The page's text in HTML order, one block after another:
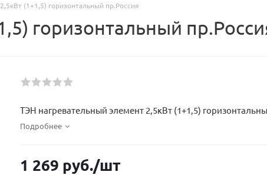
(1+1,5) горизонтальный пр.Россия
горизонтальный
ТЭН нагревательный элемент 2,5кВт (1+1,5)
Подробнее
1 269 руб./шт